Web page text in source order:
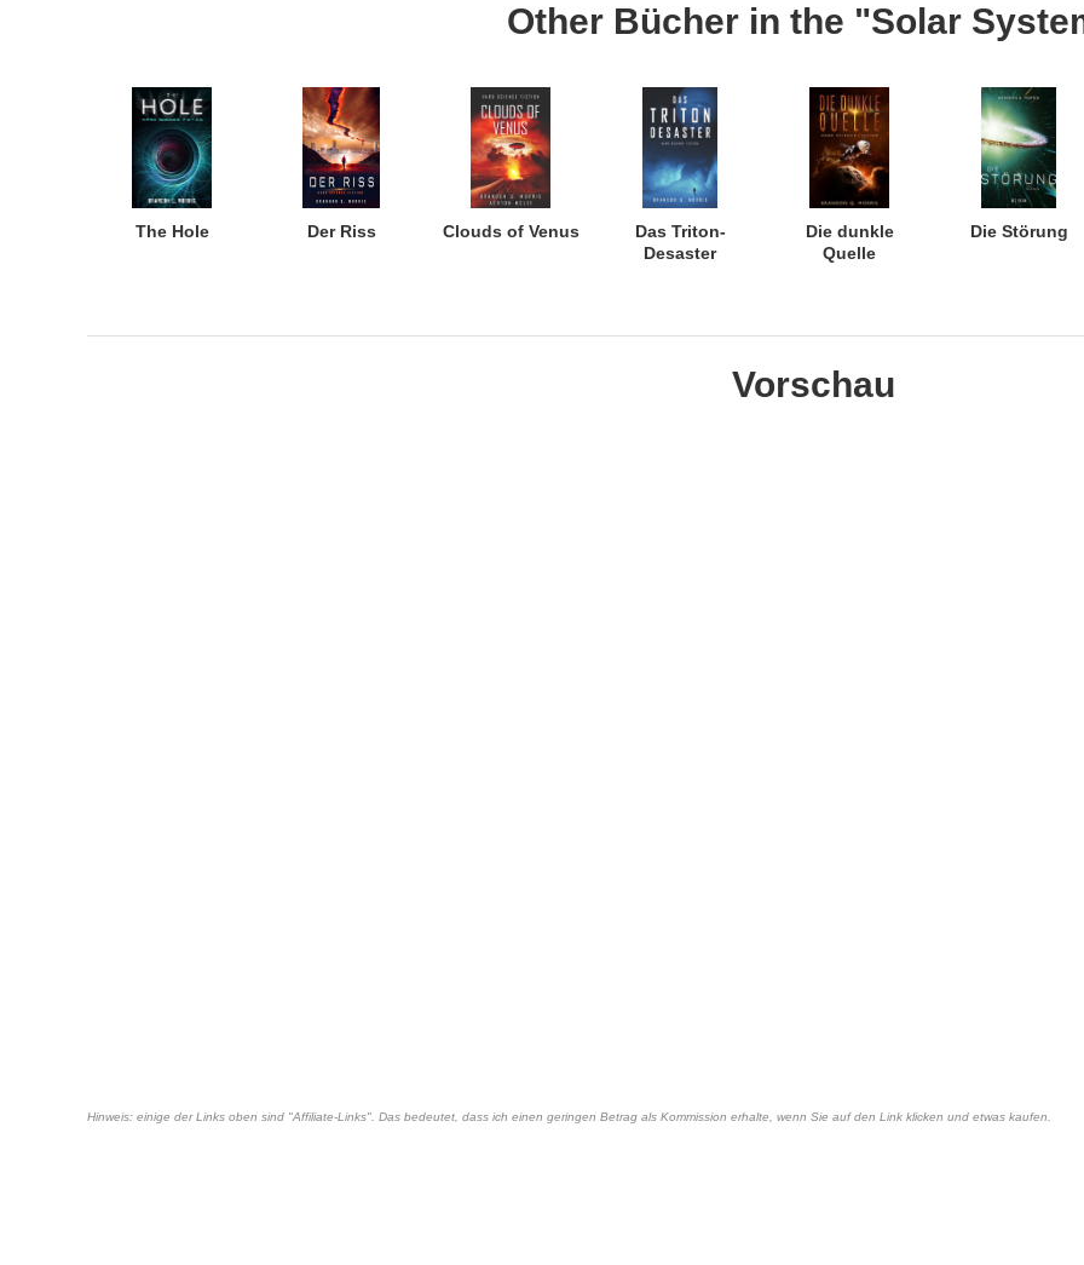
Other Bücher in the "Solar
The Hole Der Riss Clouds of Venus
Das Triton-
Desaster
Die dunkle
Quelle
Die Störung
Vorschau
Hinweis: einige der Links oben sind "Affiliate-Links". Das bedeutet, dass ich einen geringen Betrag als Kommission erhalte, wenn Sie auf den Link klicken und etwas kaufen.